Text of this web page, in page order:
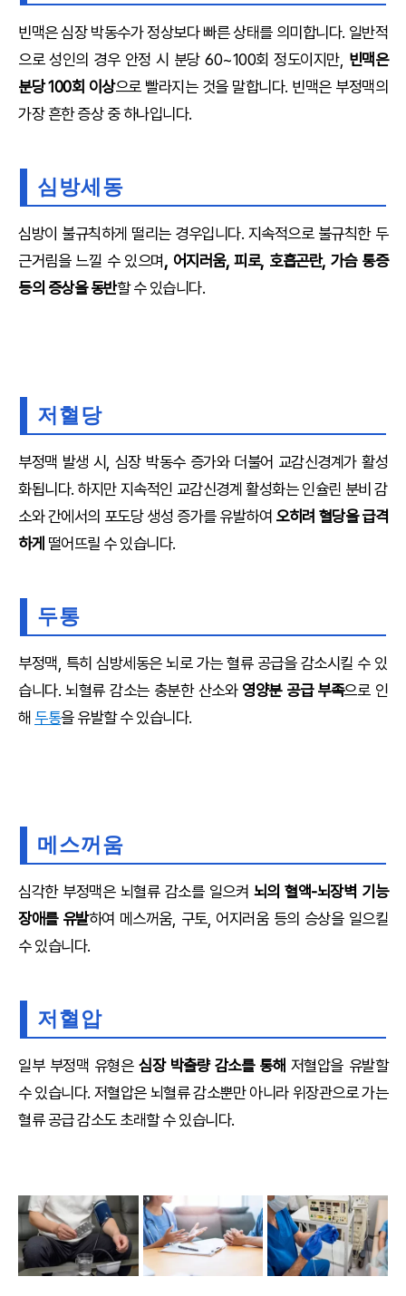
빈맥은 심장 박동수가 정상보다 빠른 상태를 의미합니다. 일반적
으로 성인의 경우 안정 시 분당 60~100회 정도이지만, 빈맥은
분당 100회 이상으로 빨라지는 것을 말합니다. 빈맥은 부정맥의
가장 흔한 증상 중 하나입니다.
심방세동
심방이 불규칙하게 떨리는 경우입니다. 지속적으로 불규칙한 두
근거림을 느낄 수 있으며, 어지러움, 피로, 호흡곤란, 가슴 통증
등의 증상을 동반할 수 있습니다.
저혈당
부정맥 발생 시, 심장 박동수 증가와 더불어 교감신경계가 활성
화됩니다. 하지만 지속적인 교감신경계 활성화는 인슐린 분비 감
소와 간에서의 포도당 생성 증가를 유발하여 오히려 혈당을 급격
하게 떨어뜨릴 수 있습니다.
두통
부정맥, 특히 심방세동은 뇌로 가는 혈류 공급을 감소시킬 수 있
습니다. 뇌혈류 감소는 충분한 산소와영양분 공급 부족으로 인
해 두통을 유발할 수 있습니다.
메스꺼움
심각한 부정맥은 뇌혈류 감소를 일으켜 뇌의 혈액-뇌장벽 기능
장애를 유발하여 메스꺼움, 구토, 어지러움 등의 승상을 일으킬
수 있습니다.
저혈압
일부 부정맥 유형은심장 박출량 감소를 통해 저혈압을 유발할
수 있습니다. 저혈압은 뇌혈류 감소뿐만 아니라 위장관으로 가는
혈류 공급 감소도 초래할 수 있습니다.